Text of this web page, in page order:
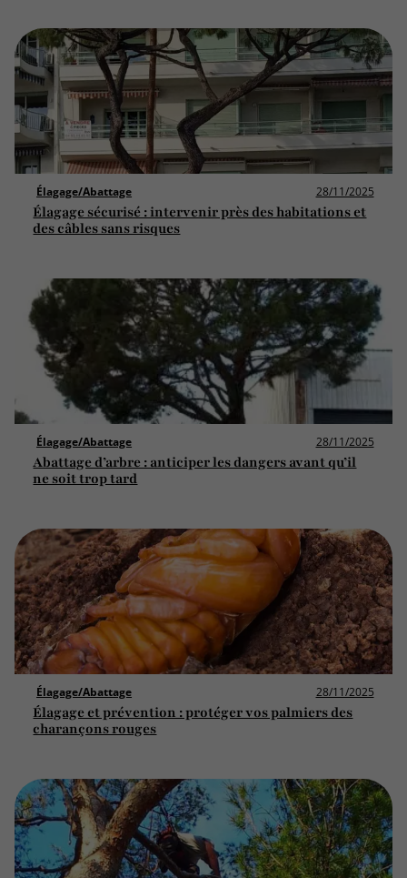
Élagage/Abattage 28/11/2025
Élagage sécurisé : intervenir près des habitations et
des câbles sans risques
Élagage/Abattage 28/11/2025
Abattage d’arbre : anticiper les dangers avant qu’il
ne soit trop tard
Élagage/Abattage 28/11/2025
Élagage et prévention : protéger vos palmiers des
charançons rouges